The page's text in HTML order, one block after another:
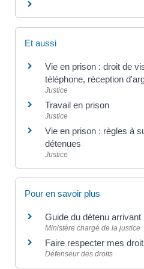
Et aussi
Vie en prison : droit de
téléphone, réception
Justice
Travail en prison
Justice
Vie en prison : règles à
détenues
Justice
Pour en savoir plus
Guide du détenu arrivant
Ministère chargé de la justice
Faire respecter mes
Défenseur des droits